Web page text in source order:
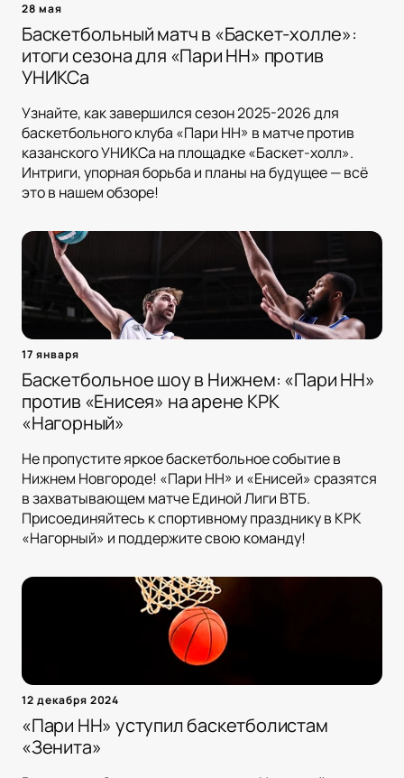
28 мая
Баскетбольный матч в «Баскет-холле»:
итоги сезона для «Пари НН» против
УНИКСа
Узнайте, как завершился сезон 2025-2026 для
баскетбольного клуба «Пари НН» в матче против
казанского УНИКСа на площадке «Баскет-холл».
Интриги, упорная борьба и планы на будущее — всё
это в нашем обзоре!
17 января
Баскетбольное шоу в Нижнем: «Пари НН»
против «Енисея» на арене КРК
«Нагорный»
Не пропустите яркое баскетбольное событие в
Нижнем Новгороде! «Пари НН» и «Енисей» сразятся
в захватывающем матче Единой Лиги ВТБ.
Присоединяйтесь к спортивному празднику в КРК
«Нагорный» и поддержите свою команду!
12 декабря 2024
«Пари НН» уступил баскетболистам
«Зенита»